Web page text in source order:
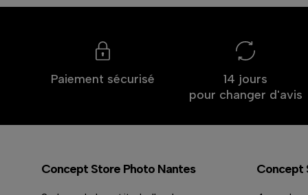
Paiement sécurisé
14 jours
pour changer d'avis
Concept Store Photo Nantes Concept